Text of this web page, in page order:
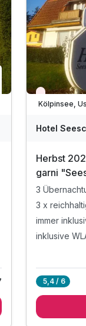
Wieder frei
Kölpinsee,
Hotel
Herbst
garni
3
3 x
immer
inklusive
5,4 / 6